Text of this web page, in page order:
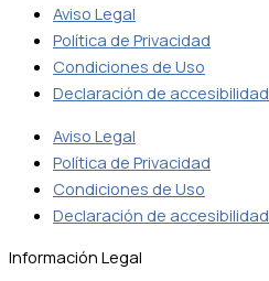
Aviso Legal
Política de Privacidad
Condiciones de Uso
Declaración de accesibilidad
Aviso Legal
Política de Privacidad
Condiciones de Uso
Declaración de accesibilidad
Información Legal